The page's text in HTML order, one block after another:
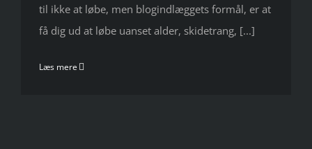
til ikke at løbe, men blogindlæggets formål, er at
få dig ud at løbe uanset alder, skidetrang, [...]
Læs mere